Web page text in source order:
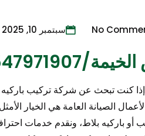
سبتمبر 10, 2025 No
شركة تركيب باركيه في رأس الخيمة 0547971907 إذا كنت تبحث عن
الصيانة العامة هي الخيار
باركيه بلاط، ونقدم خدمات